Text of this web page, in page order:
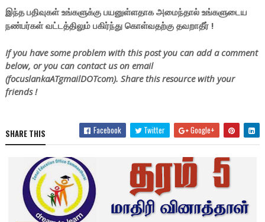
இந்த பதிவுகள் உங்களுக்கு பயனுள்ளதாக அமைந்தால் உங்களுடைய
நண்பர்கள் வட்டத்திலும் பகிர்ந்து கொள்வதற்கு தவறாதீர் !
If you have some problem with this post you can add a comment
below, or you can contact us on email
(focuslankaATgmailDOTcom). Share this resource with your
friends !
SHARE THIS Facebook Twitter Google+